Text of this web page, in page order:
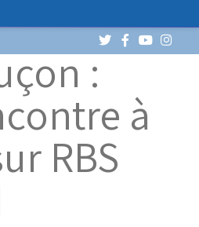
:
à
RBS